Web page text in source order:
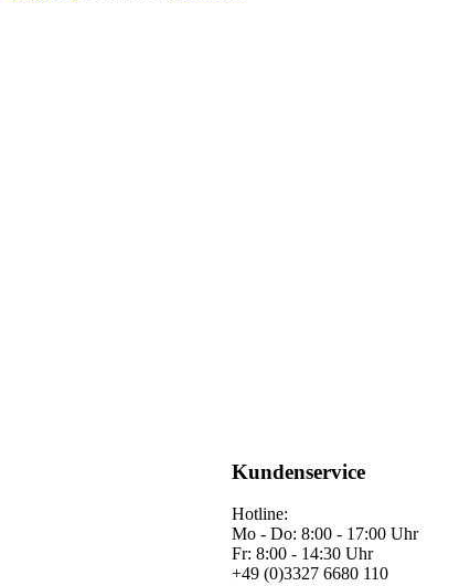
Kundenservice
Hotline:
Mo - Do: 8:00 - 17:00 Uhr
Fr: 8:00 - 14:30 Uhr
+49 (0)3327 6680 110